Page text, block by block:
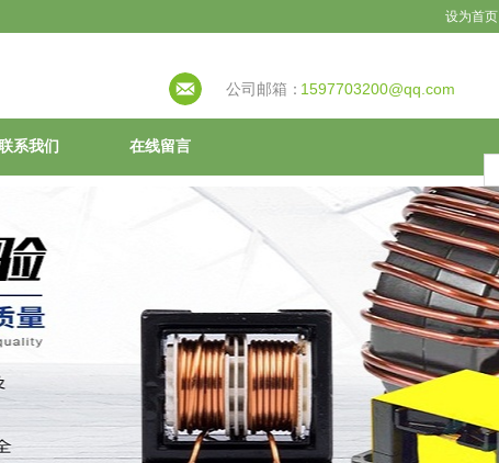
公司邮箱：1597703200@qq.com
设为首页
系我们 在线留言